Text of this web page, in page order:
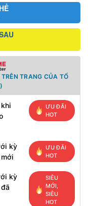
TRANG CỦA TỔ
ƯU ĐÃI
HOT
kỳ
ƯU ĐÃI
HOT
kỳ
SIÊU
MỚI,
SIÊU
HOT